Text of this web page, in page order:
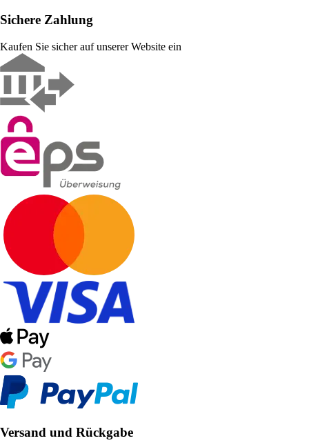
Sichere Zahlung
Kaufen Sie sicher auf unserer Website ein
Versand und Rückgabe